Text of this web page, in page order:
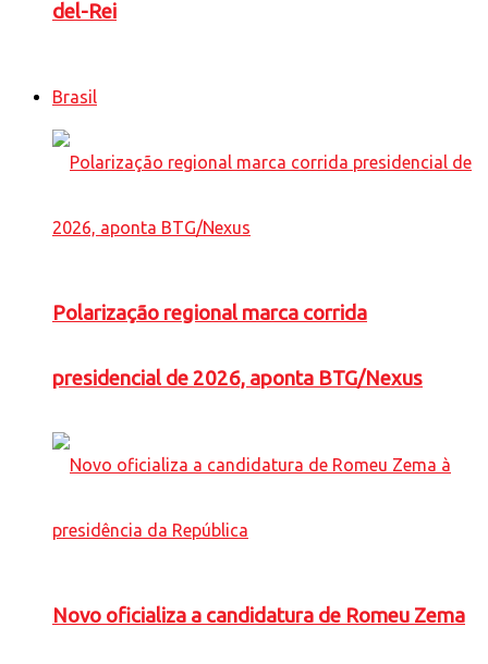
del-Rei
Brasil
Polarização regional marca corrida
presidencial de 2026, aponta BTG/Nexus
Novo oficializa a candidatura de Romeu Zema